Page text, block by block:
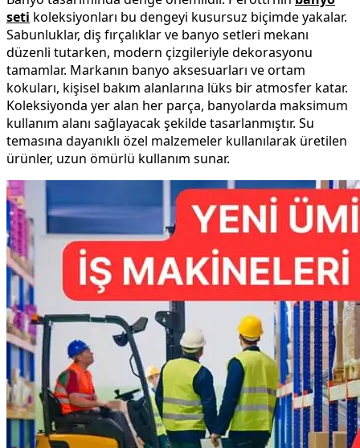
seti koleksiyonları bu dengeyi kusursuz biçimde yakalar.
Sabunluklar, diş fırçalıklar ve banyo setleri mekanı
düzenli tutarken, modern çizgileriyle dekorasyonu
tamamlar. Markanın banyo aksesuarları ve ortam
kokuları, kişisel bakım alanlarına lüks bir atmosfer katar.
Koleksiyonda yer alan her parça, banyolarda maksimum
kullanım alanı sağlayacak şekilde tasarlanmıştır. Su
temasına dayanıklı özel malzemeler kullanılarak üretilen
ürünler, uzun ömürlü kullanım sunar.